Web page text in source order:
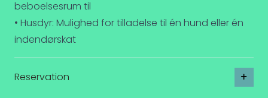
beboelsesrum til
• Husdyr: Mulighed for tilladelse til én hund eller én
indendørskat
Reservation